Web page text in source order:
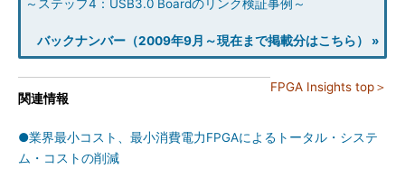
～ステップ4：USB3.0 Boardのリンク検証事例～
バックナンバー（2009年9月～現在まで掲載分はこちら） »
FPGA Insights top＞
関連情報
●業界最小コスト、最小消費電力FPGAによるトータル・システ
ム・コストの削減